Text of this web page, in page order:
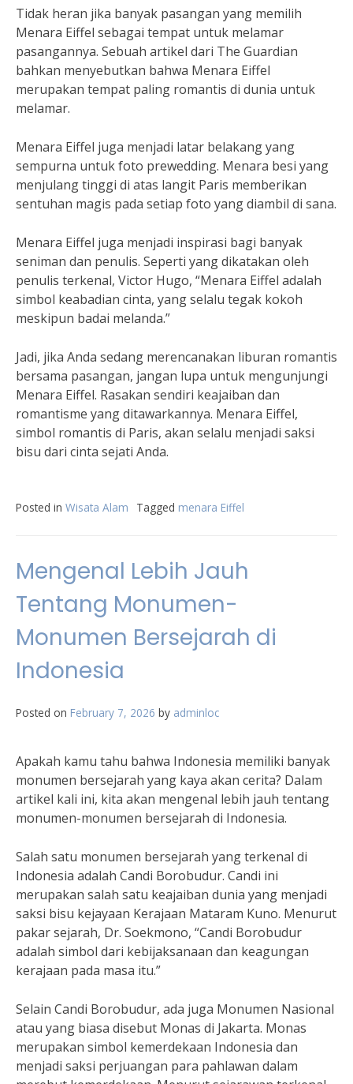
Tidak heran jika banyak pasangan yang memilih
Menara Eiffel sebagai tempat untuk melamar
pasangannya. Sebuah artikel dari The Guardian
bahkan menyebutkan bahwa Menara Eiffel
merupakan tempat paling romantis di dunia untuk
melamar.
Menara Eiffel juga menjadi latar belakang yang
sempurna untuk foto prewedding. Menara besi yang
menjulang tinggi di atas langit Paris memberikan
sentuhan magis pada setiap foto yang diambil di sana.
Menara Eiffel juga menjadi inspirasi bagi banyak
seniman dan penulis. Seperti yang dikatakan oleh
penulis terkenal, Victor Hugo, “Menara Eiffel adalah
simbol keabadian cinta, yang selalu tegak kokoh
meskipun badai melanda.”
Jadi, jika Anda sedang merencanakan liburan romantis
bersama pasangan, jangan lupa untuk mengunjungi
Menara Eiffel. Rasakan sendiri keajaiban dan
romantisme yang ditawarkannya. Menara Eiffel,
simbol romantis di Paris, akan selalu menjadi saksi
bisu dari cinta sejati Anda.
Posted in Wisata Alam Tagged menara Eiffel
Mengenal Lebih Jauh
Tentang Monumen-
Monumen Bersejarah di
Indonesia
Posted on February 7, 2026 by adminloc
Apakah kamu tahu bahwa Indonesia memiliki banyak
monumen bersejarah yang kaya akan cerita? Dalam
artikel kali ini, kita akan mengenal lebih jauh tentang
monumen-monumen bersejarah di Indonesia.
Salah satu monumen bersejarah yang terkenal di
Indonesia adalah Candi Borobudur. Candi ini
merupakan salah satu keajaiban dunia yang menjadi
saksi bisu kejayaan Kerajaan Mataram Kuno. Menurut
pakar sejarah, Dr. Soekmono, “Candi Borobudur
adalah simbol dari kebijaksanaan dan keagungan
kerajaan pada masa itu.”
Selain Candi Borobudur, ada juga Monumen Nasional
atau yang biasa disebut Monas di Jakarta. Monas
merupakan simbol kemerdekaan Indonesia dan
menjadi saksi perjuangan para pahlawan dalam